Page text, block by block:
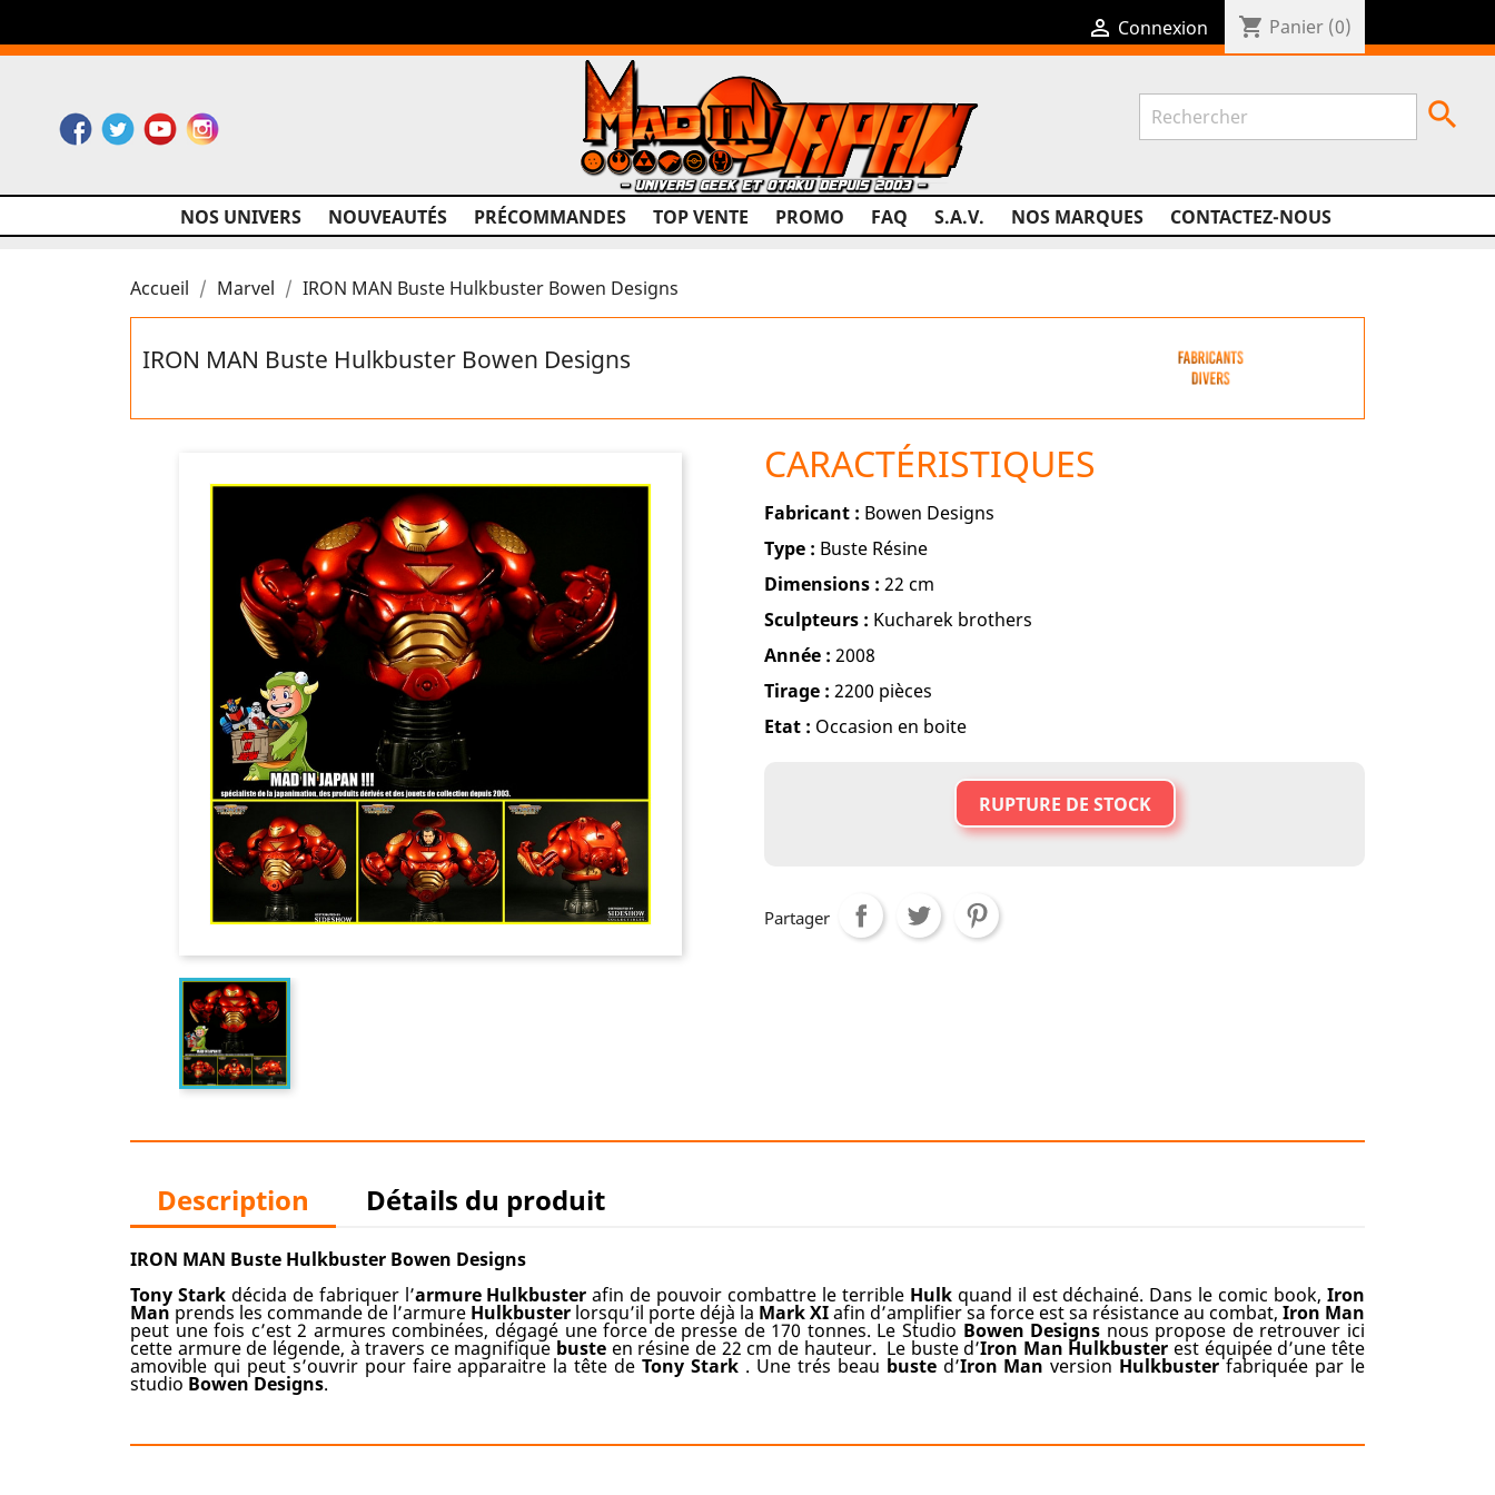
 Connexion shopping_cart Panier (0)
Facebook
TwitterYouTubeInstagram
NOS UNIVERS NOUVEAUTÉS PRÉCOMMANDES TOP VENTE PROMO FAQ S.A.V. NOS MARQUES CONTACTEZ-NOUS

Accueil Marvel IRON MAN Buste Hulkbuster Bowen Designs
IRON MAN Buste Hulkbuster Bowen Designs
CARACTÉRISTIQUES
Fabricant : Bowen Designs
Type : Buste Résine
Dimensions : 22 cm
Sculpteurs : Kucharek brothers
Année : 2008
Tirage : 2200 pièces
Etat : Occasion en boite
RUPTURE DE STOCK
Partager
Description Détails du produit
IRON MAN Buste Hulkbuster Bowen Designs
Tony Starkdécida de fabriquer l’armure Hulkbuster afin de pouvoir combattre le terrible Hulkquand il est déchainé. Dans le comic book,Iron
Man prends les commande de l’armure Hulkbuster lorsqu’il porte déjà la Mark XIafin d’amplifier sa force est sa résistance au combat, Iron Man
peut une fois c’est 2 armures combinées, dégagé une force de presse de 170 tonnes. Le Studio Bowen Designs nous propose de retrouver ici
cette armure de légende, à travers ce magnifique buste en résine de 22 cm de hauteur. Le buste d’Iron Man Hulkbuster est équipée d’une tête
amovible qui peut s’ouvrir pour faire apparaitre la tête deTony Stark . Une trés beau busted’Iron Man version Hulkbusterfabriquée par le
studio Bowen Designs.